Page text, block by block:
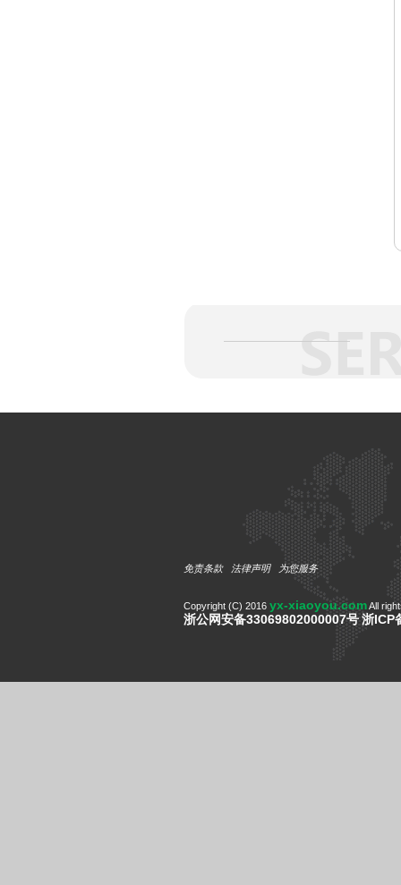
免责条款 法律声明 为您服务
Copyright (C) 2016 yx-xiaoyou.comAll
浙公网安备33069802000007号浙ICP